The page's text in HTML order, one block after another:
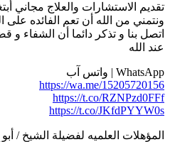
تقديم الاستشارات والعلاج مجاني
ونتمني من الله أن تعم الفائده على
اتصل بنا و تذكر دائما أن الشفاء و
عند الله
WhatsApp | واتس آب
https://wa.me/15205720156
https://t.co/RZNPzd0FFf
https://t.co/JKfdPYYW0s
المؤهلات العلميه لفضيلة الشيخ /